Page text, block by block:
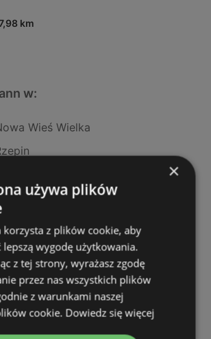
km
w:
Wieś Wielka
×
używa plików
korzysta z plików cookie, aby
lepszą wygodę użytkowania.
z tej strony, wyrażasz zgodę
przez nas wszystkich plików
z warunkami naszej
cookie. Dowiedz się więcej